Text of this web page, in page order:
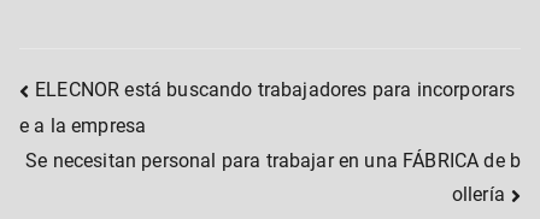
Post
navigation
ELECNOR está buscando trabajadores para incorporars
e a la empresa
Se necesitan personal para trabajar en una FÁBRICA de b
ollería